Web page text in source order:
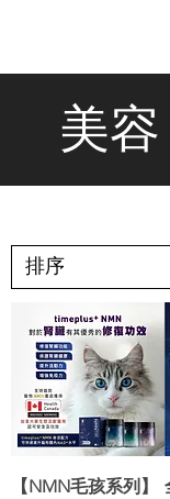
美
【NMN毛孩系列】